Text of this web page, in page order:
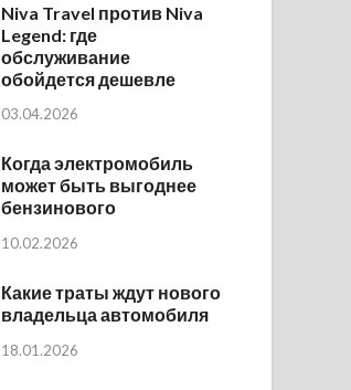
Niva Travel против Niva
Legend: где
обслуживание
обойдется дешевле
03.04.2026
Когда электромобиль
может быть выгоднее
бензинового
10.02.2026
Какие траты ждут нового
владельца автомобиля
18.01.2026